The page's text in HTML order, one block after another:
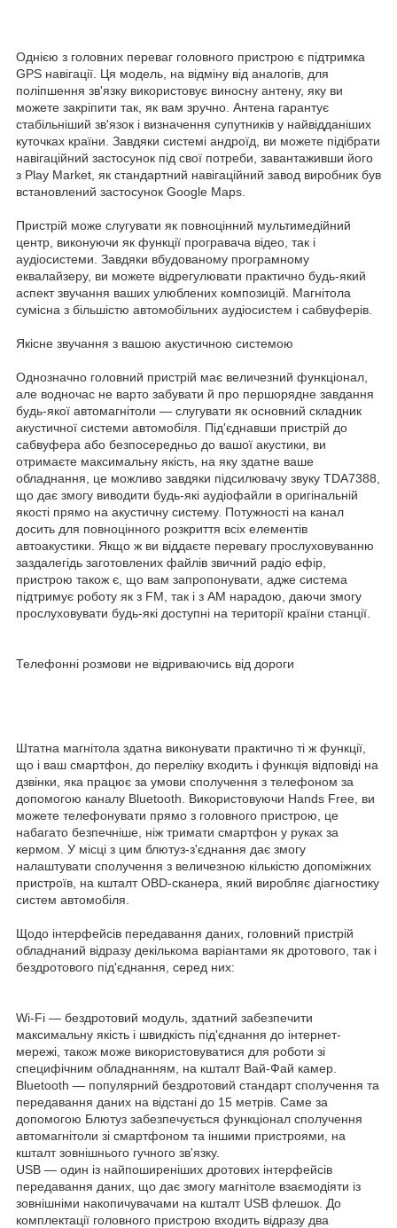
Однією з головних переваг головного пристрою є підтримка
GPS навігації. Ця модель, на відміну від аналогів, для
поліпшення зв'язку використовує виносну антену, яку ви
можете закріпити так, як вам зручно. Антена гарантує
стабільніший зв'язок і визначення супутників у найвідданіших
куточках країни. Завдяки системі андроїд, ви можете підібрати
навігаційний застосунок під свої потреби, завантаживши його
з Play Market, як стандартний навігаційний завод виробник був
встановлений застосунок Google Maps.
Пристрій може слугувати як повноцінний мультимедійний
центр, виконуючи як функції програвача відео, так і
аудіосистеми. Завдяки вбудованому програмному
еквалайзеру, ви можете відрегулювати практично будь-який
аспект звучання ваших улюблених композицій. Магнітола
сумісна з більшістю автомобільних аудіосистем і сабвуферів.
Якісне звучання з вашою акустичною системою
Однозначно головний пристрій має величезний функціонал,
але водночас не варто забувати й про першорядне завдання
будь-якої автомагнітоли — слугувати як основний складник
акустичної системи автомобіля. Під'єднавши пристрій до
сабвуфера або безпосередньо до вашої акустики, ви
отримаєте максимальну якість, на яку здатне ваше
обладнання, це можливо завдяки підсилювачу звуку TDA7388,
що дає змогу виводити будь-які аудіофайли в оригінальній
якості прямо на акустичну систему. Потужності на канал
досить для повноцінного розкриття всіх елементів
автоакустики. Якщо ж ви віддаєте перевагу прослуховуванню
заздалегідь заготовлених файлів звичний радіо ефір,
пристрою також є, що вам запропонувати, адже система
підтримує роботу як з FM, так і з AM нарадою, даючи змогу
прослуховувати будь-які доступні на території країни станції.
Телефонні розмови не відриваючись від дороги
Штатна магнітола здатна виконувати практично ті ж функції,
що і ваш смартфон, до переліку входить і функція відповіді на
дзвінки, яка працює за умови сполучення з телефоном за
допомогою каналу Bluetooth. Використовуючи Hands Free, ви
можете телефонувати прямо з головного пристрою, це
набагато безпечніше, ніж тримати смартфон у руках за
кермом. У місці з цим блютуз-з'єднання дає змогу
налаштувати сполучення з величезною кількістю допоміжних
пристроїв, на кшталт OBD-сканера, який виробляє діагностику
систем автомобіля.
Щодо інтерфейсів передавання даних, головний пристрій
обладнаний відразу декількома варіантами як дротового, так і
бездротового під'єднання, серед них:
Wi-Fi — бездротовий модуль, здатний забезпечити
максимальну якість і швидкість під'єднання до інтернет-
мережі, також може використовуватися для роботи зі
специфічним обладнанням, на кшталт Вай-Фай камер.
Bluetooth — популярний бездротовий стандарт сполучення та
передавання даних на відстані до 15 метрів. Саме за
допомогою Блютуз забезпечується функціонал сполучення
автомагнітоли зі смартфоном та іншими пристроями, на
кшталт зовнішнього гучного зв'язку.
USB — один із найпоширеніших дротових інтерфейсів
передавання даних, що дає змогу магнітоле взаємодіяти із
зовнішніми накопичувачами на кшталт USB флешок. До
комплектації головного пристрою входить відразу два